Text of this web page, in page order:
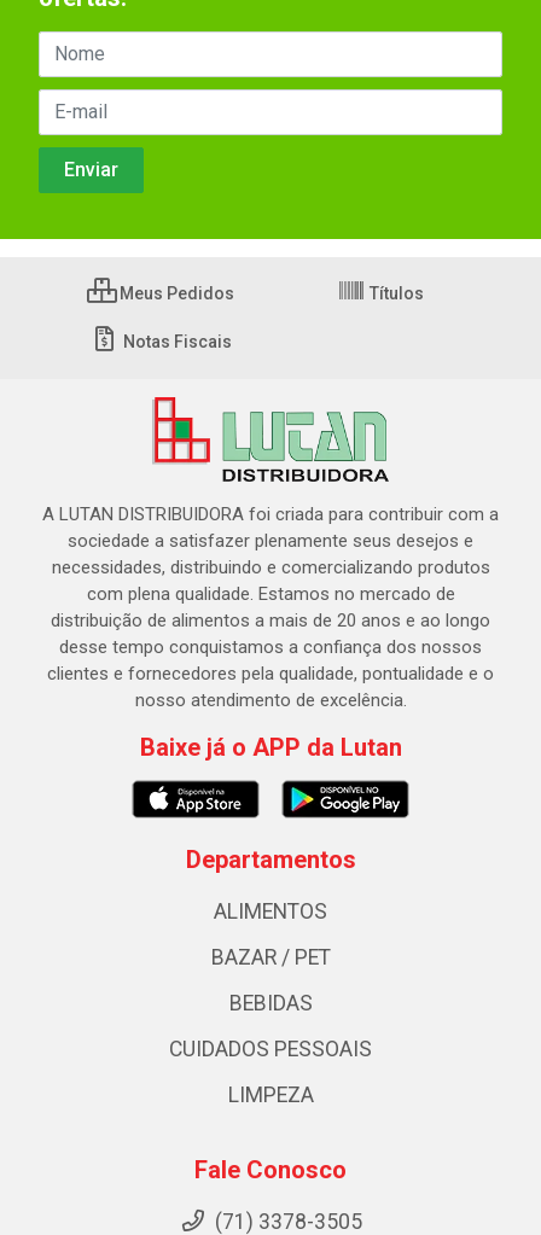
Meus Pedidos Títulos
Notas Fiscais
A LUTAN DISTRIBUIDORA foi criada para contribuir com a
sociedade a satisfazer plenamente seus desejos e
necessidades, distribuindo e comercializando produtos
com plena qualidade. Estamos no mercado de
distribuição de alimentos a mais de 20 anos e ao longo
desse tempo conquistamos a confiança dos nossos
clientes e fornecedores pela qualidade, pontualidade e o
nosso atendimento de excelência.
Baixe já o APP da Lutan
Departamentos
ALIMENTOS
BAZAR / PET
BEBIDAS
CUIDADOS PESSOAIS
LIMPEZA
Fale Conosco
(71) 3378-3505